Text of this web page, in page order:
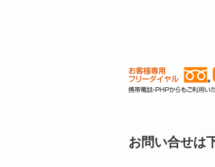
お問い合せは